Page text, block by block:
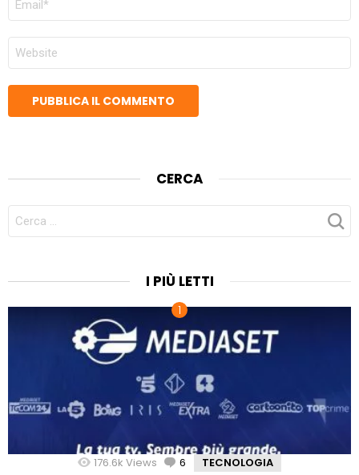
WEB
CERCA
PER:
I PIÙ LETTI
176.6k Views 6 Comments
TECNOLOGIA